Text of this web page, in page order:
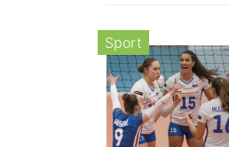
Sport